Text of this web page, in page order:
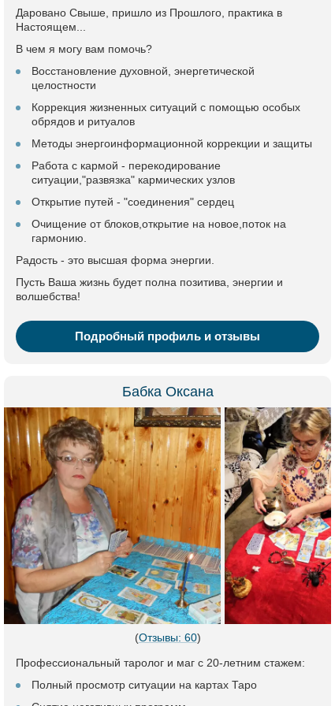
Даровано Свыше, пришло из Прошлого, практика в
Настоящем...
В чем я могу вам помочь?
Восстановление духовной, энергетической
целостности
Коррекция жизненных ситуаций с помощью особых
обрядов и ритуалов
Методы энергоинформационной коррекции и защиты
Работа с кармой - перекодирование
ситуации,"развязка" кармических узлов
Открытие путей - "соединения" сердец
Очищение от блоков,открытие на новое,поток на
гармонию.
Радость - это высшая форма энергии.
Пусть Ваша жизнь будет полна позитива, энергии и
волшебства!
Подробный профиль и отзывы
Бабка Оксана
(Отзывы: 60)
Профессиональный таролог и маг с 20-летним стажем:
Полный просмотр ситуации на картах Таро